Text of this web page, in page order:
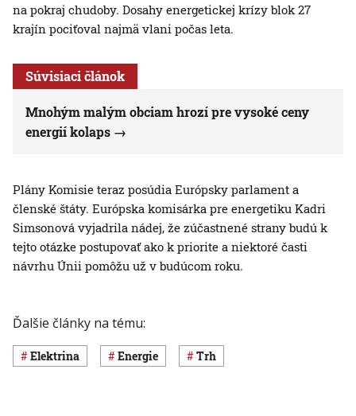
na pokraj chudoby. Dosahy energetickej krízy blok 27
krajín pociťoval najmä vlani počas leta.
Súvisiaci článok
Mnohým malým obciam hrozí pre vysoké ceny
energií kolaps
Plány Komisie teraz posúdia Európsky parlament a
členské štáty. Európska komisárka pre energetiku Kadri
Simsonová vyjadrila nádej, že zúčastnené strany budú k
tejto otázke postupovať ako k priorite a niektoré časti
návrhu Únii pomôžu už v budúcom roku.
Ďalšie články na tému:
elektrina energie Trh